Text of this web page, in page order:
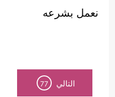
نعمل بشرعه
التالي 77